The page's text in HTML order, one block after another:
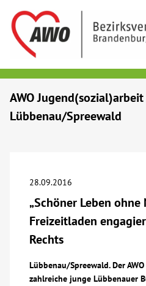
Senioren
Begegnung
Bildung
AWO
Lübbenau/Spreewald
28.09.2016
„Schöner Leben ohne
Freizeitladen
Rechts
Lübbenau/Spreewald. Der
zahlreiche junge Lübbenauer